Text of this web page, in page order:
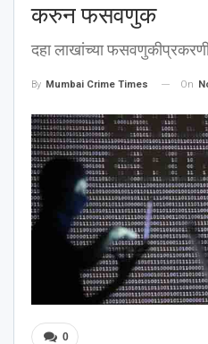
करुन फसवणुक
दहा लाखांच्या
By Mumbai Crime Times On
0